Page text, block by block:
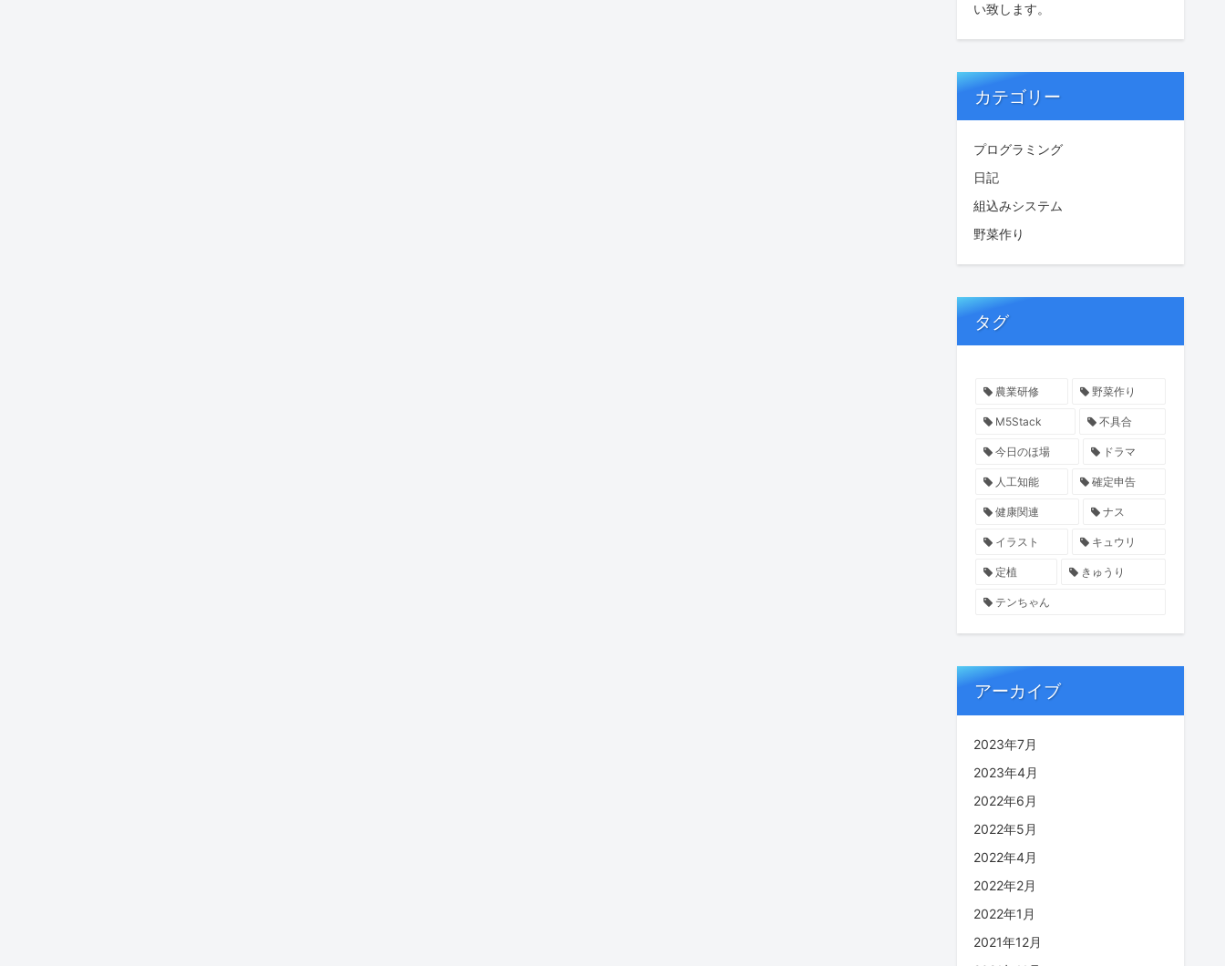
い致します。
カテゴリー
プログラミング
日記
組込みシステム
野菜作り
タグ
農業研修 野菜作り
M5Stack 不具合
今日のほ場 ドラマ
人工知能 確定申告
健康関連 ナス
イラスト キュウリ
定植 きゅうり
テンちゃん
アーカイブ
2023年7月
2023年4月
2022年6月
2022年5月
2022年4月
2022年2月
2022年1月
2021年12月